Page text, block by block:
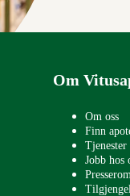
Om
Om oss
Finn
Tjenester
Jobb hos